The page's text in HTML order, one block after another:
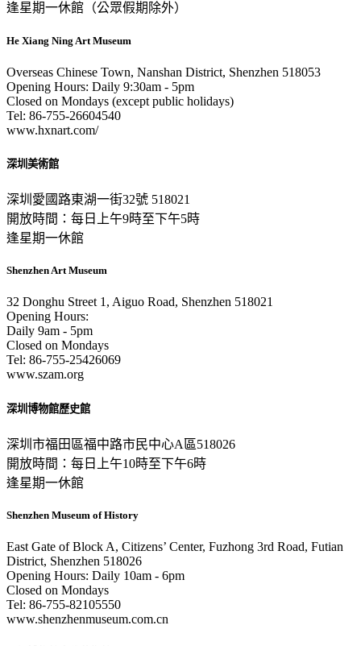
逢星期一休館（公眾假期除外）
He Xiang Ning Art Museum
Overseas Chinese Town, Nanshan District, Shenzhen 518053
Opening Hours: Daily 9:30am - 5pm
Closed on Mondays (except public holidays)
Tel: 86-755-26604540
www.hxnart.com/
深圳美術館
深圳愛國路東湖一街32號 518021
開放時間：每日上午9時至下午5時
逢星期一休館
Shenzhen Art Museum
32 Donghu Street 1, Aiguo Road, Shenzhen 518021
Opening Hours:
Daily 9am - 5pm
Closed on Mondays
Tel: 86-755-25426069
www.szam.org
深圳博物館歷史館
深圳市福田區福中路市民中心A區518026
開放時間：每日上午10時至下午6時
逢星期一休館
Shenzhen Museum of History
East Gate of Block A, Citizens’ Center, Fuzhong 3rd Road, Futian
District, Shenzhen 518026
Opening Hours: Daily 10am - 6pm
Closed on Mondays
Tel: 86-755-82105550
www.shenzhenmuseum.com.cn